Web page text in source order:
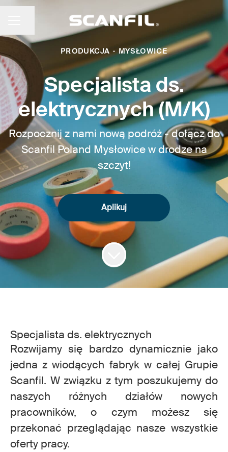
Udostępnij stronę
PRODUKCJA · MYSŁOWICE
Specjalista ds.
elektrycznych (M/K)
Rozpocznij z nami nową podróż - dołącz do
Scanfil Poland Mysłowice w drodze na
szczyt!
Aplikuj
Specjalista ds. elektrycznych
Rozwijamy się bardzo dynamicznie jako
jedna z wiodących fabryk w całej Grupie
Scanfil. W związku z tym poszukujemy do
naszych różnych działów nowych
pracowników, o czym możesz się
przekonać przeglądając nasze wszystkie
oferty pracy.